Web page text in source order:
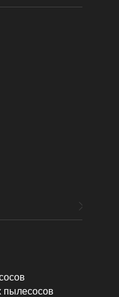
пылесосов